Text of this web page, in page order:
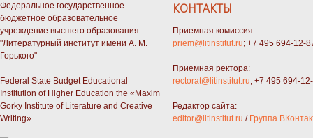
Федеральное государственное
бюджетное образовательное
учреждение высшего образования
"Литературный институт имени А. М.
Горького"
Federal State Budget Educational
Institution of Higher Education the «Maxim
Gorky Institute of Literature and Creative
Writing»
КОНТАКТЫ
Приемная комиссия:
priem@litinstitut.ru; +7 495 694-12-
Приемная ректора:
rectorat@litinstitut.ru; +7 495 694-
Редактор сайта:
editor@litinstitut.ru / Группа